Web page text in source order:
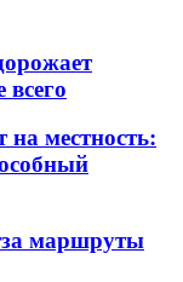
всего
местность:
маршруты